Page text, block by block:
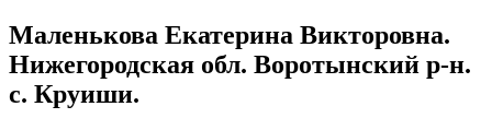
Маленькова Екатерина Викторовна.
Нижегородская обл. Воротынский р-н.
с. Круиши.